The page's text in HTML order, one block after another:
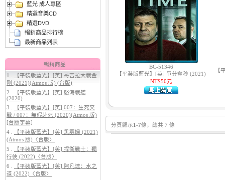
4.【平裝版藍光】[英] 穿著PRADA
的惡魔 2 (2026)[台版字幕]
藍光 成人專區
精選音樂CD
精選DVD
暢銷商品排行榜
最新商品列表
暢銷商品
1 .
【平裝版藍光】[英] 哥吉拉大戰金
剛 (2021)(Atmos 版) (台版)
2 .
【平裝版藍光】[英] 怒海戰艦
(2020)
3 .
【平裝版藍光】[英] 007：生死交
戰 / 007：無暇赴死 (2020)(Atmos 版)
[台版字幕]
4 .
【平裝版藍光】[英] 黑寡婦 (2021)
(Atmos 版)〈台版〉
5 .
【平裝版藍光】[英] 捍衛戰士：獨
行俠 (2022)〈台版〉
6 .
【平裝版藍光】[英] 阿凡達：水之
道 (2022)〈台版〉
BC-51346
【平裝版藍光】[英] 爭分奪秒 (2021)
NT$50元
【
分頁顯示1 -7條，總共 7 條